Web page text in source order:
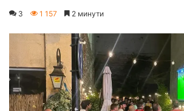
3 1 157 2 минути